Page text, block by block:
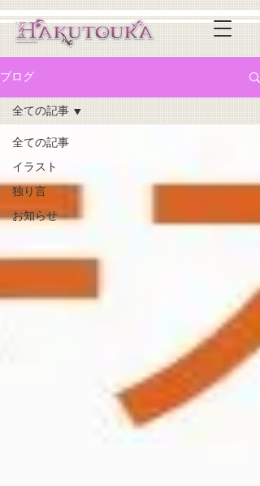
ブログ
全ての記事
イラスト
独り言
お知らせ
全ての記事